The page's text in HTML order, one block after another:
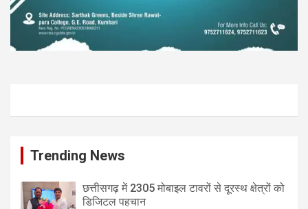
Trending News
छत्तीसगढ़ में 2305 मोबाइल टावरों से दूरस्थ क्षेत्रों को
डिजिटल पहचान